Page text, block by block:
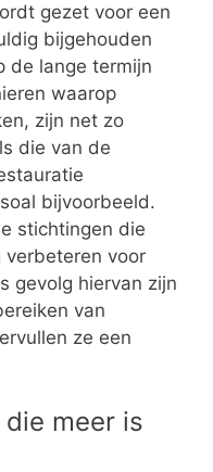
gezet voor een
bijgehouden
de lange termijn
waarop
zijn net zo
die van de
bijvoorbeeld.
stichtingen die
verbeteren voor
gevolg hiervan zijn
van
ze een
meer is